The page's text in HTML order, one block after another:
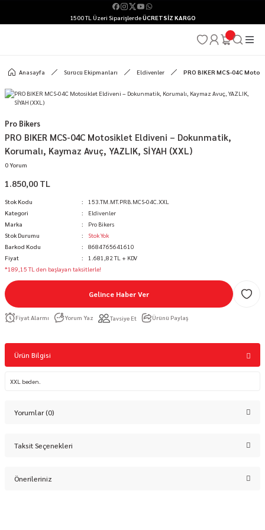
1500 TL Üzeri SiparişlerdeÜCRETSİZ KARGO
Anasayfa Sürücü Ekipmanları Eldivenler PRO BIKER MCS-04C
Pro Bikers
PRO BIKER MCS-04C Motosiklet Eldiveni – Dokunmatik,
Korumalı, Kaymaz Avuç, YAZLIK, SİYAH (XXL)
0 Yorum
1.850,00 TL
Stok Kodu
153.TM.MT.PRB.MCS-04C.XXL
Kategori
Eldivenler
Marka
Pro Bikers
Stok Durumu
Stok Yok
Barkod Kodu
8684765641610
Fiyat
1.681,82 TL + KDV
*189,15 TL den başlayan taksitlerle!
Gelince Haber Ver
Fiyat Alarmı Yorum Yaz Tavsiye Et Ürünü Paylaş
Ürün Bilgisi
XXL beden.
Yorumlar (0)
Taksit Seçenekleri
Önerileriniz